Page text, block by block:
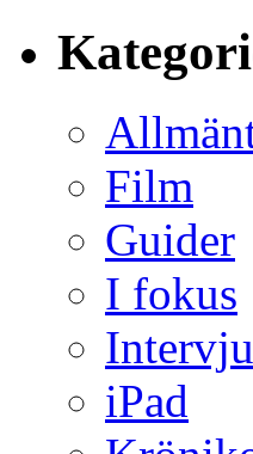
Film
Guider
I fokus
Intervju
iPad